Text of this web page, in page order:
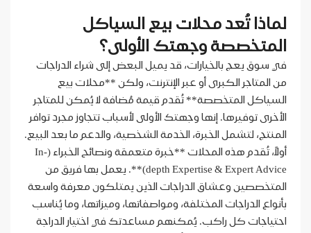
لماذا تُعد محلات بيع السياكل
المتخصصة وجهتك الأولى؟
في سوق يعج بالخيارات، قد يميل البعض إلى شراء الدراجات
من المتاجر الكبرى أو عبر الإنترنت، ولكن **محلات بيع
السياكل المتخصصة** تُقدم قيمة مُضافة لا يُمكن للمتاجر
الأخرى توفيرها. إنها وجهتك الأولى لأسباب تتجاوز مجرد توافر
المنتج، لتشمل الخبرة، الخدمة الشخصية، والدعم ما بعد البيع.
أولاً، تُقدم هذه المحلات **خبرة متعمقة ونصائح الخبراء (In-
depth Expertise & Expert Advice)**. يعمل بها فريق من
المتخصصين وعشاق الدراجات الذين يمتلكون معرفة واسعة
بأنواع الدراجات المختلفة، ومواصفاتها، وميزاتها، وما يُناسب
احتياجات كل راكب. يُمكنهم مساعدتك في اختيار الدراجة